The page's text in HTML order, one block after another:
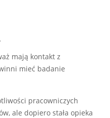
mają kontakt z
mieć badanie
pracowniczych
ale dopiero stała opieka